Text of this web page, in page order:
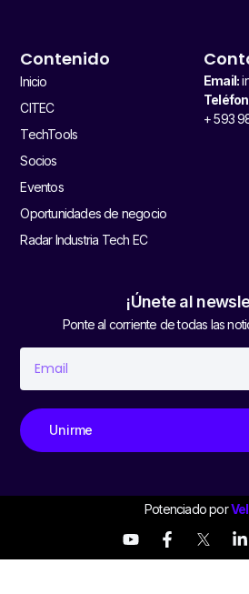
Contenido
Inicio
CITEC
TechTools
Socios
Eventos
Oportunidades de negocio
Radar Industria Tech EC
Email:
+ 593
¡Únete al
Ponte al corriente de todas las
Unirme
Potenciado por